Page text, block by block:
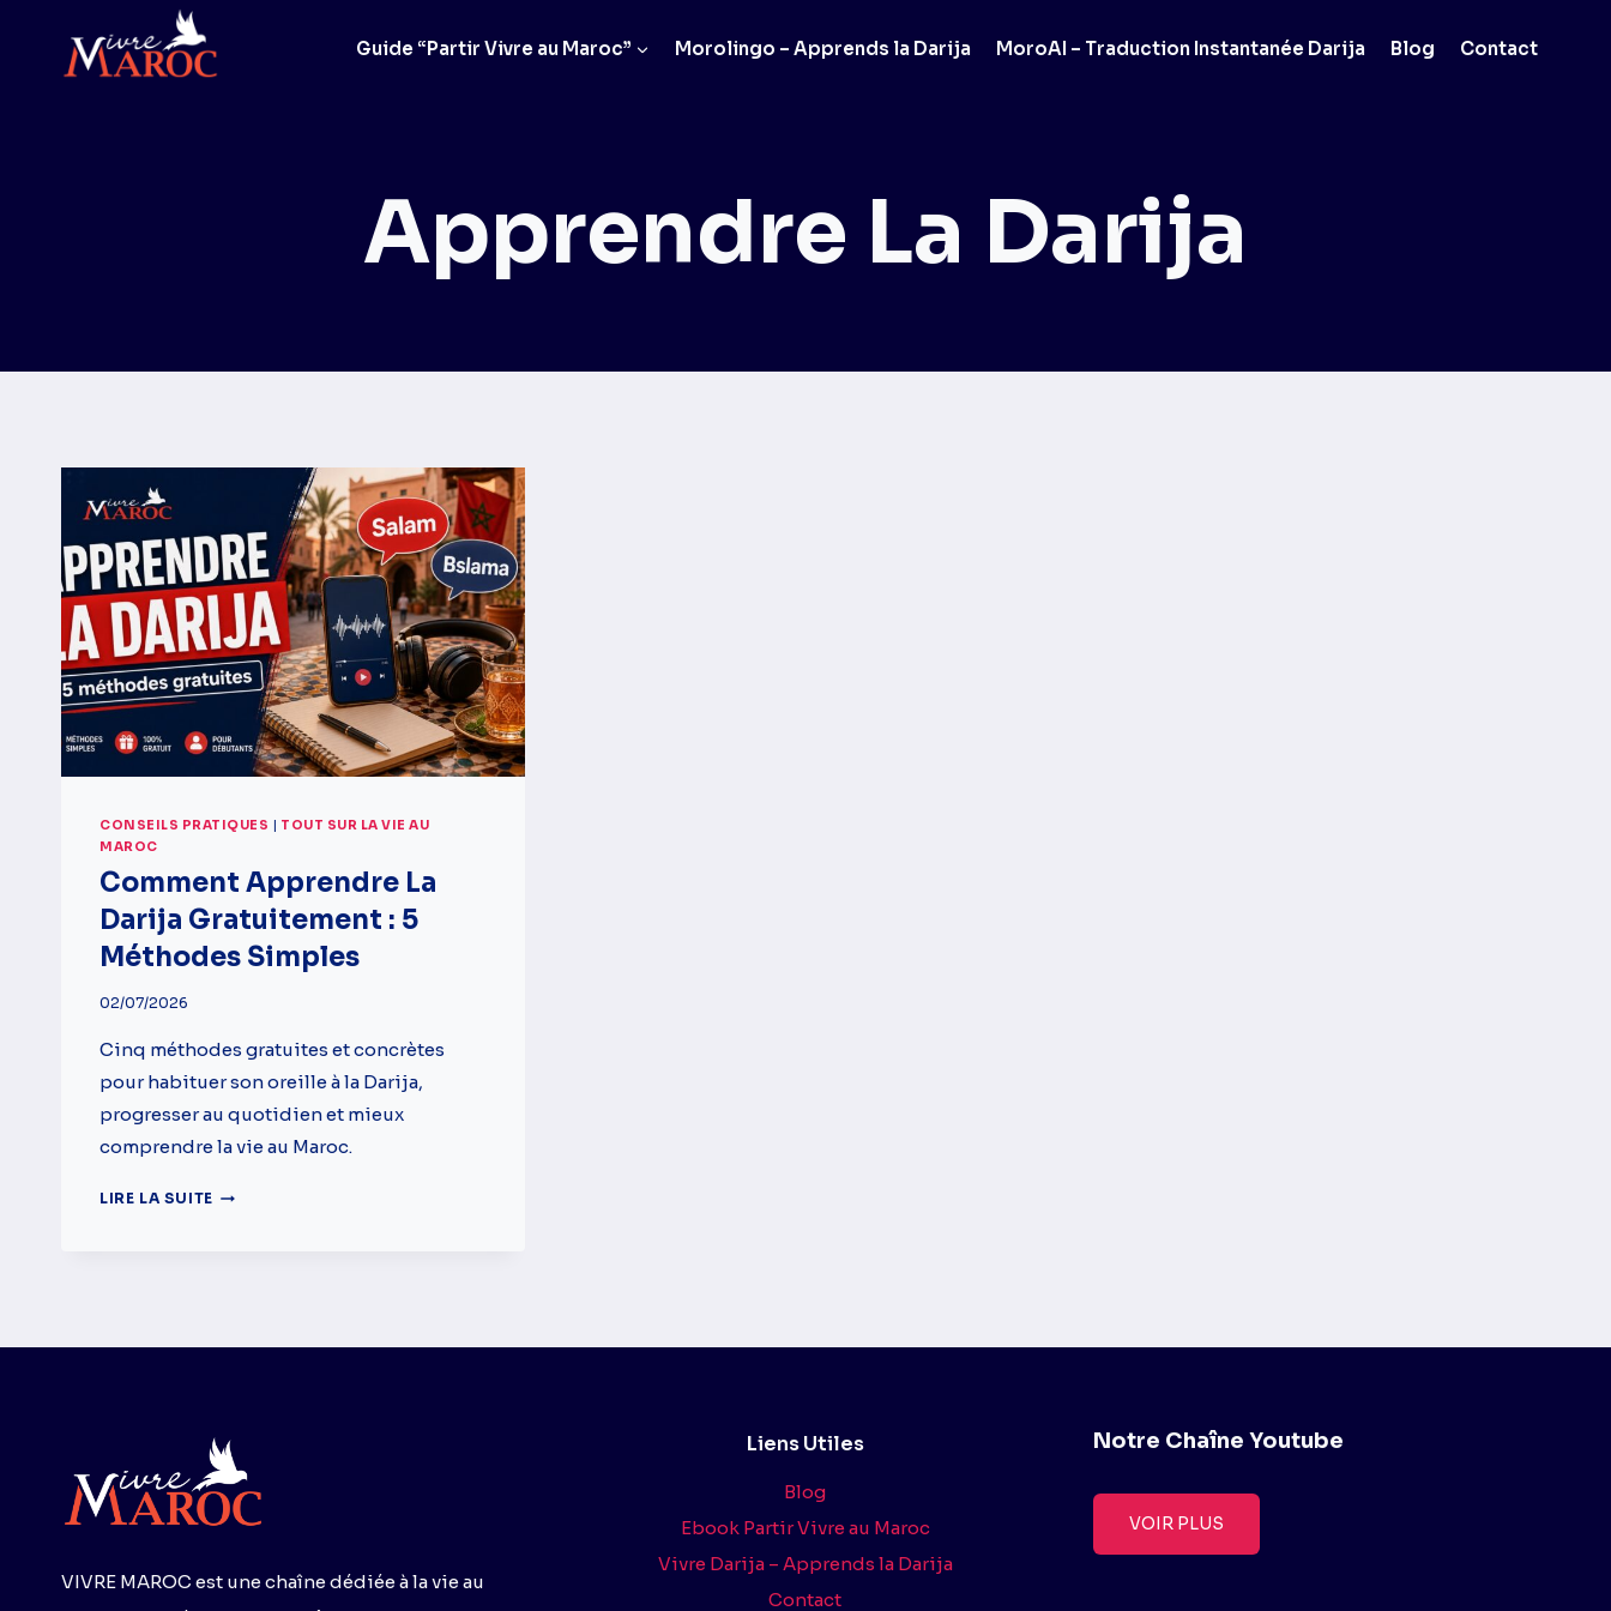
contenu
Guide “Partir Vivre au Maroc” Morolingo – Apprends la Darija MoroAI – Traduction Instantanée Darija Blog Contact
Apprendre La Darija
CONSEILS PRATIQUES
TOUT SUR LA VIE AU
MAROC
Comment Apprendre La
Darija Gratuitement : 5
Méthodes Simples
02/07/2026
Cinq méthodes gratuites et concrètes
pour habituer son oreille à la Darija,
progresser au quotidien et mieux
comprendre la vie au Maroc.
LIRE LA SUITE COMMENT
5
VIVRE MAROC est une chaîne dédiée à la vie au
Liens Utiles
Blog
Ebook Partir Vivre au Maroc
Vivre Darija – Apprends la Darija
Contact
Notre Chaîne Youtube
VOIR PLUS